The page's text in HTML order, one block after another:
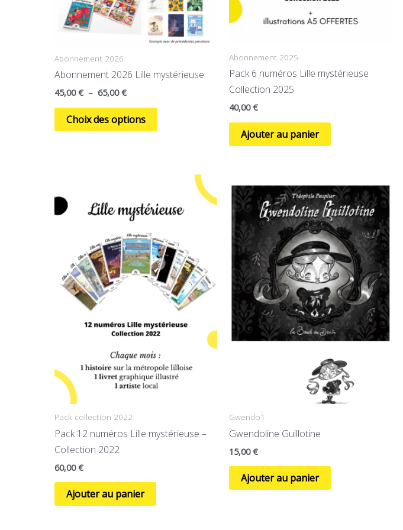
Abonnement 2026
Abonnement 2026 Lille mystérieuse
45,00€ – 65,00€
Choix des options
page
du
produit
Abonnement 2025
Pack 6 numéros Lille mystérieuse
Collection 2025
40,00€
Ajouter au panier
Pack collection 2022
Pack 12 numéros Lille mystérieuse –
Collection 2022
60,00€
Ajouter au panier
Gwendo1
Gwendoline Guillotine
15,00€
Ajouter au panier